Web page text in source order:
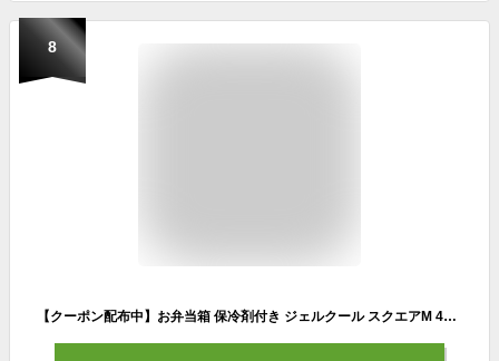
8
【クーポン配布中】お弁当箱 保冷剤付き ジェルクール スクエアM 400ml 日本製 レンジ対応 食洗器対応 弁当箱 保冷蓋 保冷剤一体型 保冷ランチボックス GEL-COOL Square M かわいい 大人 女子 男子 おしゃれ 子供 パステル 保温 保冷 ブルー 白 ネイビー